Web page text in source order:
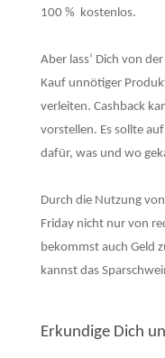
100 % kostenlos.
Aber lass‘ Dich von
Kauf unnötiger
verleiten. Cashback
vorstellen. Es sollte
dafür, was und wo
Durch die Nutzung
Friday nicht nur von
bekommst auch Geld
kannst das
Erkundige Dich